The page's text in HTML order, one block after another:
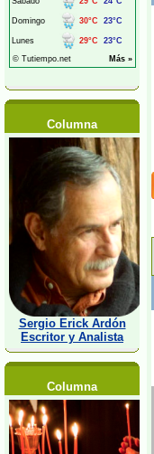
Columna
Sergio Erick Ardón
Escritor y Analista
Columna